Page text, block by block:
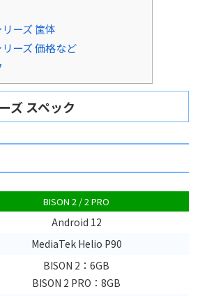
ーズ 筐体
ーズ 価格など
ズ スペック
BISON 2 / 2 PRO
Android 12
MediaTek Helio P90
BISON 2：6GB
BISON 2 PRO：8GB